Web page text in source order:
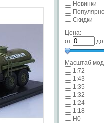
Новинки
Скидки
Цена:
от
до
Масштаб
1:72
1:43
1:35
1:32
1:24
1:18
H0